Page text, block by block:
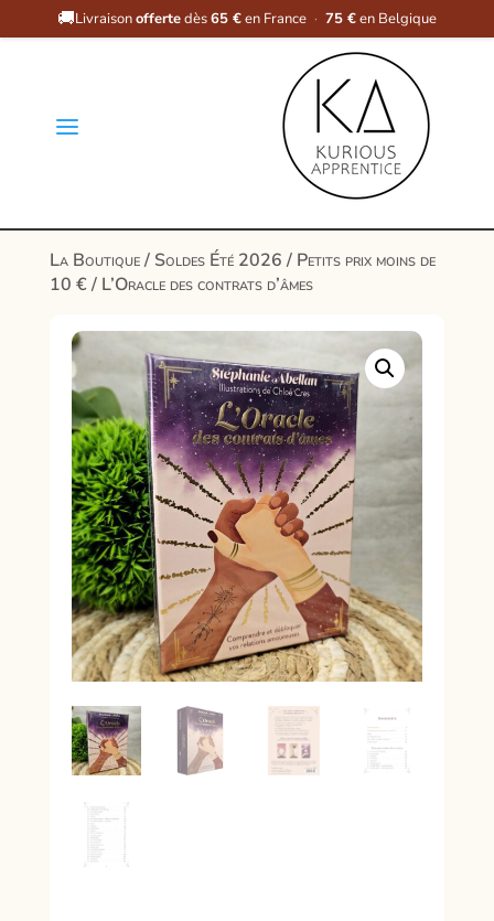
🚚Livraisonoffertedès65 €en France · 75 €en Belgique
a
La Boutique/ Soldes Été 2026/ Petits prix moins de
10 €/ L’Oracle des contrats d’âmes